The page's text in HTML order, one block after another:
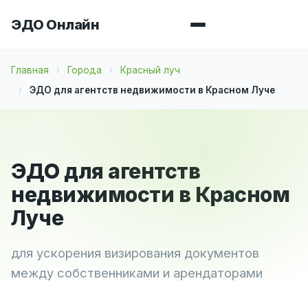
ЭДО Онлайн
Главная Города
Красный луч
ЭДО для агентств недвижимости в Красном Луче
ЭДО для агентств
недвижимости в Красном
Луче
для ускорения визирования документов
между собственниками и арендаторами